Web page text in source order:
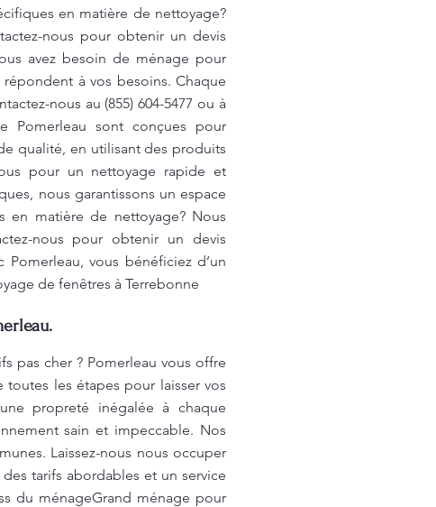
en matière de nettoyage?
nous pour obtenir un devis
avez besoin de ménage pour
à vos besoins. Chaque
nous au (855) 604-5477 ou à
Pomerleau sont conçues pour
qualité, en utilisant des produits
pour un nettoyage rapide et
nous garantissons un espace
en matière de nettoyage? Nous
nous pour obtenir un devis
vous bénéficiez d’un
de fenêtres à Terrebonne
pas cher ? Pomerleau vous offre
les étapes pour laisser vos
propreté inégalée à chaque
sain et impeccable. Nos
Laissez-nous nous occuper
tarifs abordables et un service
du ménageGrand ménage pour